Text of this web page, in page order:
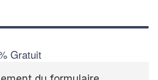
Gratuit